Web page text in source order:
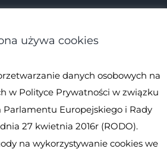
używa cookies
danych osobowych na
w Polityce Prywatności w związku
Europejskiego i Rady
27 kwietnia 2016r (RODO).
na wykorzystywanie cookies we